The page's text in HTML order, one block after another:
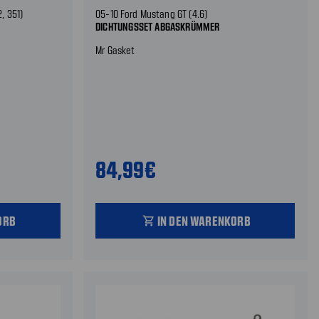
351)
05-10 Ford Mustang GT (4.6)
DICHTUNGSSET ABGASKRÜMMER
Mr Gasket
84,99€
shopping_cart IN DEN WARENKORB